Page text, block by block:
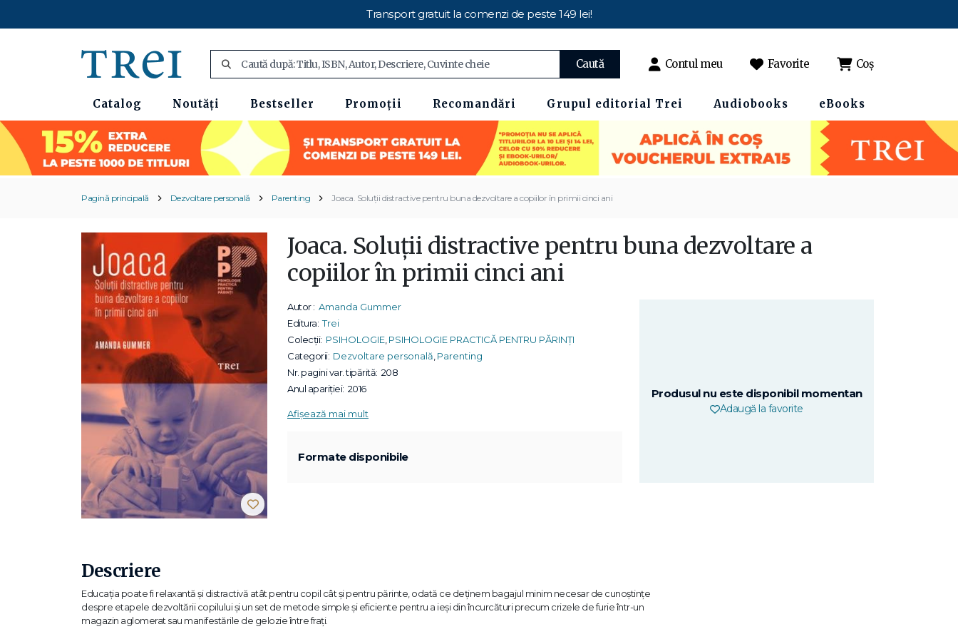
Transport gratuit la comenzi de peste 149 lei!
Caută Contul meu Favorite Coș
Catalog Noutăți Bestseller Promoții Recomandări Grupul editorial Trei Audiobooks eBooks
Pagină principală Dezvoltare personală Parenting Joaca. Soluții distractive pentru buna dezvoltare a copiilor în primii cinci ani
Joaca. Soluții distractive pentru buna dezvoltare a
copiilor în primii cinci ani
Autor : Amanda Gummer
Editura: Trei
Colecții: PSIHOLOGIE, PSIHOLOGIE PRACTICĂ PENTRU PĂRINȚI
Categorii: Dezvoltare personală Parenting
Nr. pagini var. tipărită: 208
Anul apariției: 2016
Afișează mai mult
Formate disponibile
Produsul nu este disponibil momentan
Adaugă la favorite
Descriere
Educaţia poate fi relaxantă şi distractivă atât pentru copil cât şi pentru părinte, odată ce deţinem bagajul minim necesar de cunoştinţe
despre etapele dezvoltării copilului şi un set de metode simple şi eficiente pentru a ieşi din încurcături precum crizele de furie într-un
magazin aglomerat sau manifestările de gelozie între fraţi.